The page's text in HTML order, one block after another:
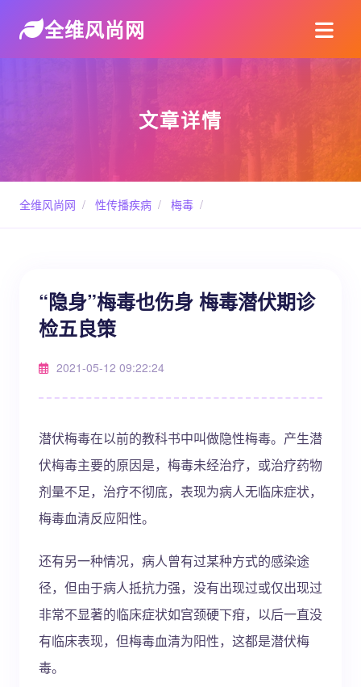
全维风尚网
文章详情
全维风尚网 / 性传播疾病 / 梅毒 /
“隐身”梅毒也伤身 梅毒潜伏期诊
检五良策
2021-05-12 09:22:24
潜伏梅毒在以前的教科书中叫做隐性梅毒。产生潜
伏梅毒主要的原因是，梅毒未经治疗，或治疗药物
剂量不足，治疗不彻底，表现为病人无临床症状，
梅毒血清反应阳性。
还有另一种情况，病人曾有过某种方式的感染途
径，但由于病人抵抗力强，没有出现过或仅出现过
非常不显著的临床症状如宫颈硬下疳，以后一直没
有临床表现，但梅毒血清为阳性，这都是潜伏梅
毒。